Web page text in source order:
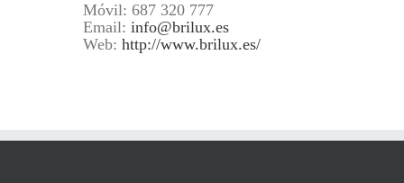
Móvil: 687 320 777
Email: info@brilux.es
Web: http://www.brilux.es/